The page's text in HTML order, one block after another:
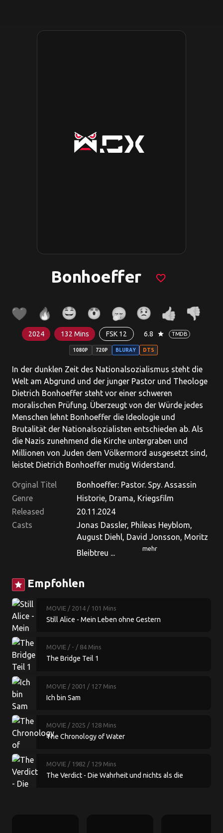
Bonhoeffer favorite_border
2024 132 Mins FSK 12 6.8 star TMDB
1080P 720P BLURAY DTS
In der dunklen Zeit des Nationalsozialismus steht die
Welt am Abgrund und der junger Pastor und Theologe
Dietrich Bonhoeffer steht vor einer schweren
moralischen Prüfung. Überzeugt von der Würde jedes
Menschen lehnt Bonhoeffer die Ideologie und
Brutalität der Nationalsozialisten entschieden ab. Als
die Nazis zunehmend die Kirche untergraben und
Millionen von Juden dem Völkermord ausgesetzt sind,
leistet Dietrich Bonhoeffer mutig Widerstand.
Orginal Titel
Bonhoeffer: Pastor. Spy. Assassin
Genre
Historie, Drama, Kriegsfilm
Released
20.11.2024
Casts
Jonas Dassler, Phileas Heyblom,
August Diehl, David Jonsson, Moritz
Bleibtreu ...
mehr
star Empfohlen
MOVIE / 2014 / 101 Mins
Still Alice - Mein Leben ohne Gestern
MOVIE / - / 84 Mins
The Bridge Teil 1
MOVIE / 2001 / 127 Mins
Ich bin Sam
MOVIE / 2025 / 128 Mins
The Chronology of Water
MOVIE / 1982 / 129 Mins
The Verdict - Die Wahrheit und nichts als die